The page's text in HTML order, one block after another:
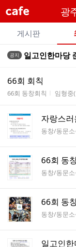
cafe 광
카
페
메
뉴
게시판
전
글
트
공지 일고인한마당
66회 회칙
게시판명
66회 동창회칙 작성자
임형중
자랑스
게시판명
동창/동문소
66회 동
게시판명
동창/동문소
66회 동
게시판명
동창/동문소
일고인